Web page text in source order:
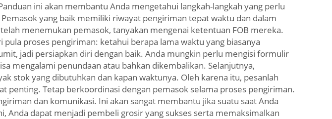
ini akan membantu Anda mengetahui langkah-langkah yang perlu
yang baik memiliki riwayat pengiriman tepat waktu dan dalam
menemukan pemasok, tanyakan mengenai ketentuan FOB mereka.
proses pengiriman: ketahui berapa lama waktu yang biasanya
jadi persiapkan diri dengan baik. Anda mungkin perlu mengisi formulir
mengalami penundaan atau bahkan dikembalikan. Selanjutnya,
stok yang dibutuhkan dan kapan waktunya. Oleh karena itu, pesanlah
penting. Tetap berkoordinasi dengan pemasok selama proses pengiriman.
dan komunikasi. Ini akan sangat membantu jika suatu saat Anda
Anda dapat menjadi pembeli grosir yang sukses serta memaksimalkan